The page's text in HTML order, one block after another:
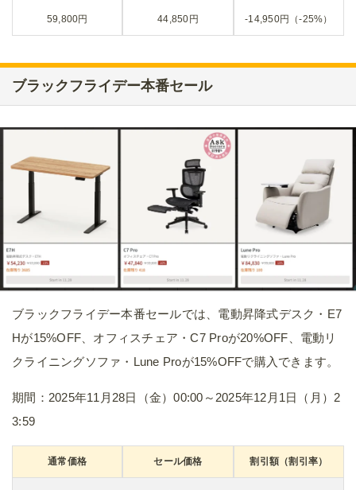
59,800円 44,850円 -14,950円（-25%）
ブラックフライデー本番セール
ブラックフライデー本番セールでは、電動昇降式デスク・E7
Hが15%OFF、オフィスチェア・C7 Proが20%OFF、電動リ
クライニングソファ・Lune Proが15%OFFで購入できます。
期間：2025年11月28日（金）00:00～2025年12月1日（月）2
3:59
通常価格 セール価格 割引額（割引率）